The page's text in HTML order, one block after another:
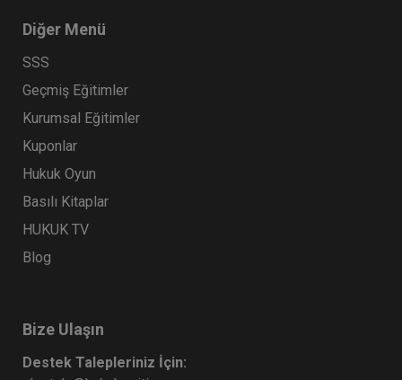
Diğer Menü
SSS
Geçmiş Eğitimler
Kurumsal Eğitimler
Kuponlar
Hukuk Oyun
Basılı Kitaplar
HUKUK TV
Blog
Bize Ulaşın
Destek Talepleriniz İçin: